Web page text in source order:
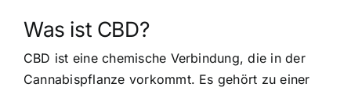
Was ist CBD?
CBD ist eine chemische Verbindung, die in der
Cannabispflanze vorkommt. Es gehört zu einer